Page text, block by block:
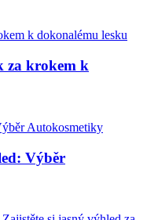
za krokem k
Výběr